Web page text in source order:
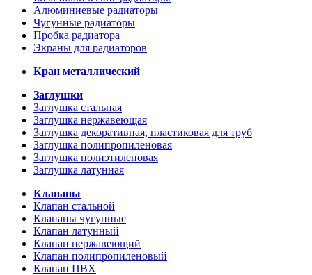
Алюминиевые радиаторы
Чугунные радиаторы
Пробка радиатора
Экраны для радиаторов
Кран металлический
Заглушки
Заглушка стальная
Заглушка нержавеющая
Заглушка декоративная, пластиковая для труб
Заглушка полипропиленовая
Заглушка полиэтиленовая
Заглушка латунная
Клапаны
Клапан стальной
Клапаны чугунные
Клапан латунный
Клапан нержавеющий
Клапан полипропиленовый
Клапан ПВХ